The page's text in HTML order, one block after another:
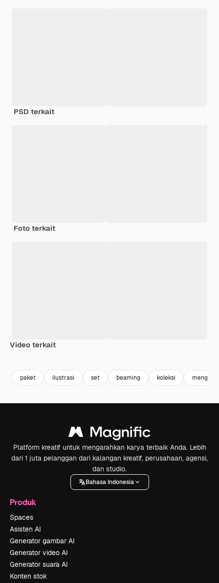
PSD terkait
Foto terkait
Video terkait
paket ilustrasi set beaming koleksi
Platform kreatif untuk mengarahkan karya terbaik Anda. Lebih
dari 1 juta pelanggan dari kalangan kreatif, perusahaan, agensi,
dan studio.
Bahasa Indonesia
Produk
Spaces
Asisten AI
Generator gambar AI
Generator video AI
Generator suara AI
Konten stok